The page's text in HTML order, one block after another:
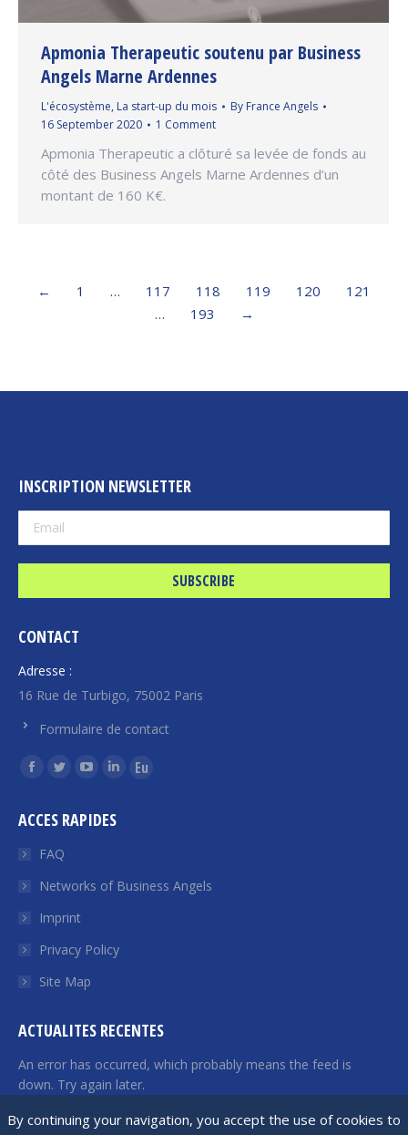
By continuing your navigation, you accept the use of cookies to
Apmonia Therapeutic soutenu par Business
Angels Marne Ardennes
L'écosystème, La start-up du mois By France Angels
16 September 2020
1 Comment
Apmonia Therapeutic a clôturé sa levée de fonds au
côté des Business Angels Marne Ardennes d’un
montant de 160 K€.
← 1 … 117 118 119 120
121
…
193 →
INSCRIPTION NEWSLETTER
CONTACT
Adresse :
16 Rue de Turbigo, 75002 Paris
Formulaire de contact
Find us on:
Facebook
opens
window
Twitter
opens
in
window
YouTube
opens
window
Linkedin
opens
window
Euroquity
window
ACCES RAPIDES
FAQ
Networks of Business Angels
Imprint
Privacy Policy
Site Map
ACTUALITES RECENTES
An error has occurred, which probably means the feed is
down. Try again later.